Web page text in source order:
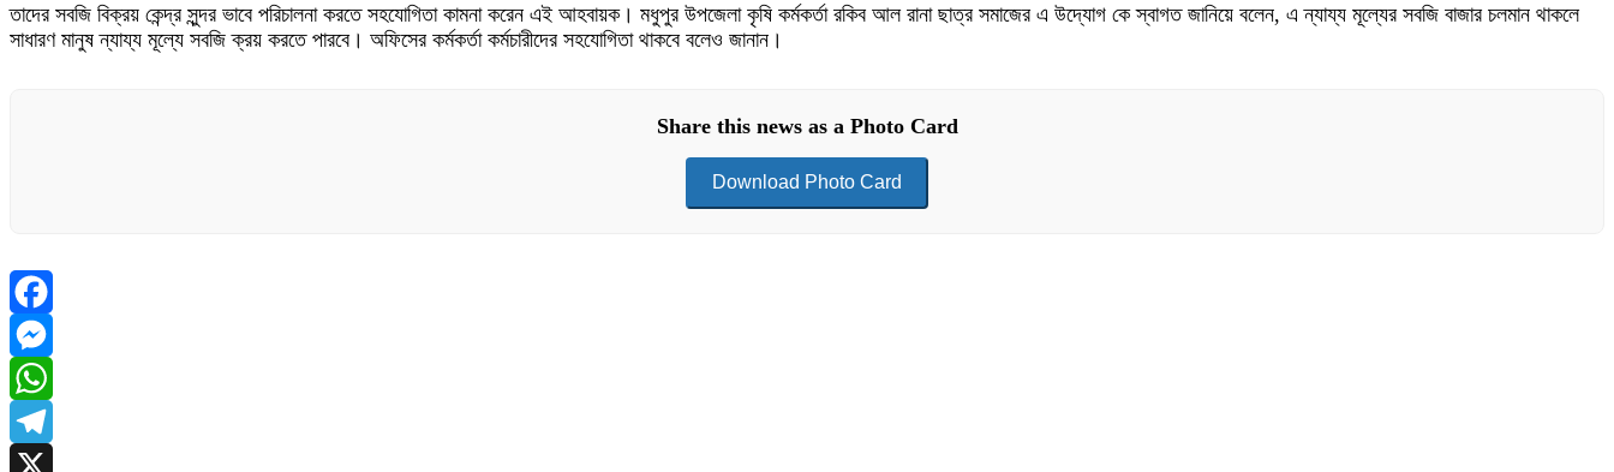
তাদের সবজি বিক্রয় কেন্দ্র সুন্দর ভাবে পরিচালনা করতে সহযোগিতা কামনা করেন এই আহবায়ক। মধুপুর উপজেলা কৃষি কর্মকর্তা রকিব আল রানা ছাত্র সমাজের এ উদ্যোগ কে স্বাগত জানিয়ে বলেন, এ ন্যায্য মূল্যের সবজি বাজার চলমান থাকলে
সাধারণ মানুষ ন্যায্য মূল্যে সবজি ক্রয় করতে পারবে। অফিসের কর্মকর্তা কর্মচারীদের সহযোগিতা থাকবে বলেও জানান।
Share this news as a Photo Card
Download Photo Card
Facebook
Messenger
WhatsApp
Telegram